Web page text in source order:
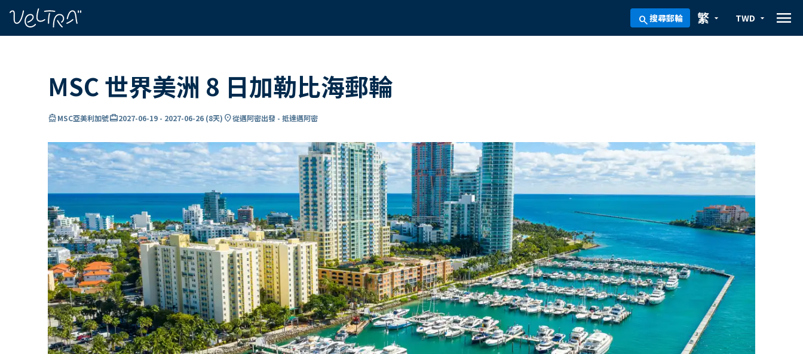
search搜尋郵輪 arrow_drop_down
繁 arrow_drop_down
TWD menu
MSC 世界美洲 8 日加勒比海郵輪
directions_boatMSC亞美利加號card_travel2027-06-19 - 2027-06-26 (8天) location_on從邁阿密出發 - 抵達邁阿密